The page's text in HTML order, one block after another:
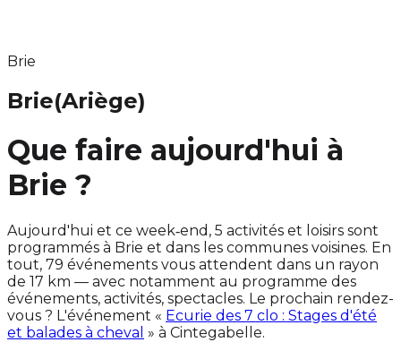
Brie
Brie(Ariège)
Que faire aujourd'hui à
Brie ?
Aujourd'hui et ce week‑end, 5 activités et loisirs sont
programmés à Brie et dans les communes voisines. En
tout, 79 événements vous attendent dans un rayon
de 17 km — avec notamment au programme des
événements, activités, spectacles. Le prochain rendez-
vous ? L'événement « Ecurie des 7 clo : Stages d'été
et balades à cheval » à Cintegabelle.